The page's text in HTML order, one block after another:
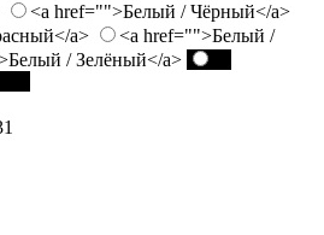
<a href="">Белый / Чёрный</a>
a>
<a href="">Белый /
/ Зелёный</a>